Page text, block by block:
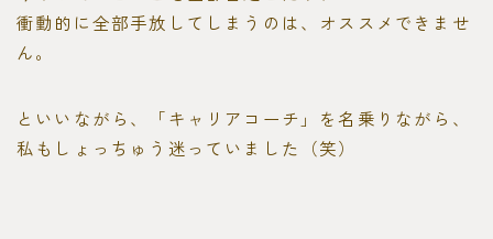
衝動的に全部手放してしまうのは、オススメできませ
ん。
といいながら、「キャリアコーチ」を名乗りながら、
私もしょっちゅう迷っていました（笑）